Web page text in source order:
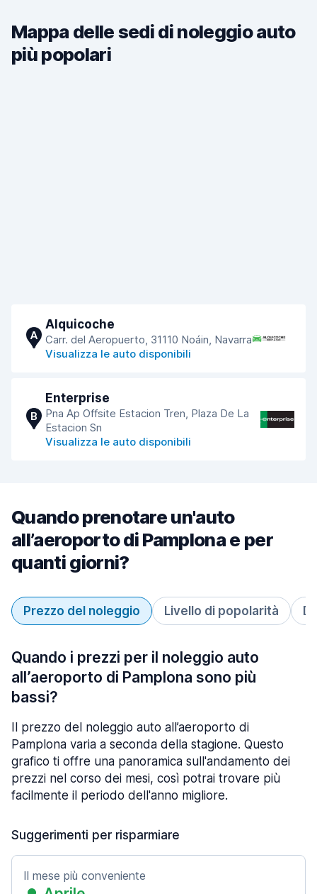
Mappa delle sedi di noleggio auto
più popolari
A
Alquicoche
Carr. del Aeropuerto, 31110 Noáin, Navarra
Visualizza le auto disponibili
B
Enterprise
Pna Ap Offsite Estacion Tren, Plaza De La
Estacion Sn
Visualizza le auto disponibili
Quando prenotare un'auto
all’aeroporto di Pamplona e per
quanti giorni?
Prezzo del noleggio Livello di popolarità
Quando i prezzi per il noleggio auto
all’aeroporto di Pamplona sono più
bassi?
Il prezzo del noleggio auto all’aeroporto di
Pamplona varia a seconda della stagione. Questo
grafico ti offre una panoramica sull'andamento dei
prezzi nel corso dei mesi, così potrai trovare più
facilmente il periodo dell'anno migliore.
Suggerimenti per risparmiare
Il mese più conveniente